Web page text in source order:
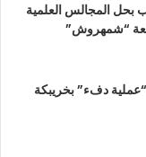
بحل المجالس العلمية
“شمهروش”